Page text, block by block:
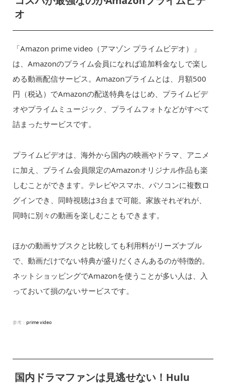
オ
「Amazon prime video（アマゾン プライムビデオ）」
は、Amazonのプライム会員になれば追加料金なしで楽し
める動画配信サービス。Amazonプライムとは、月額500
円（税込）でAmazonの配送特典をはじめ、プライムビデ
オやプライムミュージック、プライムフォトなどがすべて
詰まったサービスです。
プライムビデオは、海外から国内の映画やドラマ、アニメ
に加え、プライム会員限定のAmazonオリジナル作品も楽
しむことができます。テレビやスマホ、パソコンに複数ロ
グインでき、同時視聴は3台まで可能。家族それぞれが、
同時に別々の動画を楽しむこともできます。
ほかの動画サブスクと比較しても利用料がリーズナブル
で、動画だけでない特典が盛りだくさんあるのが特徴的。
ネットショッピングでAmazonを使うことが多い人は、入
っておいて損のないサービスです。
参考： prime video
国内ドラマファンは見逃せない！Hulu